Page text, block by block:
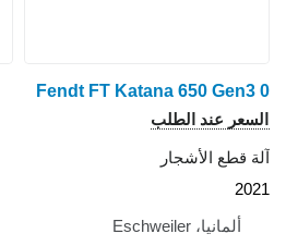
Fendt FT Katana 650 Gen3 0
السعر عند الطلب
آلة قطع الأشجار
2021
ألمانيا، Eschweiler